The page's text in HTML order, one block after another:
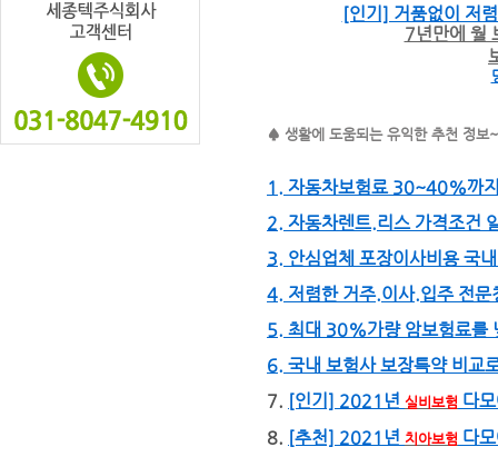
[인기] 거품없이 저
7년만에 월
♠ 생활에 도움되는 유익한 추천 정
1. 자동차보험료 30~40%까
2. 자동차렌트.리스 가격조건
3. 안심업체 포장이사비용 국
4. 저렴한 거주.이사.입주 전문
5. 최대 30%가량 암보험료를
6. 국내 보험사 보장특약 비교
7. [인기] 2021년 실비보험 다
8. [추천] 2021년 치아보험 다